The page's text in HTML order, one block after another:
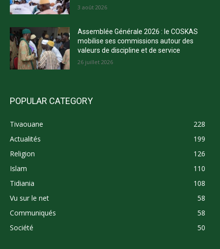
3 août 2026
Assemblée Générale 2026 : le COSKAS
mobilise ses commissions autour des
valeurs de discipline et de service
26 juillet 2026
POPULAR CATEGORY
Tivaouane
228
Actualités
199
Religion
126
Islam
110
Tidiania
108
Vu sur le net
58
Communiqués
58
Société
50